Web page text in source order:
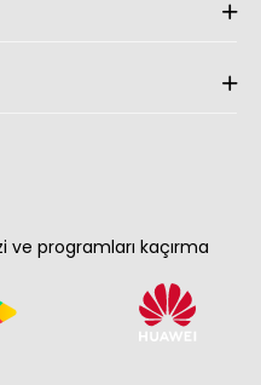
ve programları kaçırma